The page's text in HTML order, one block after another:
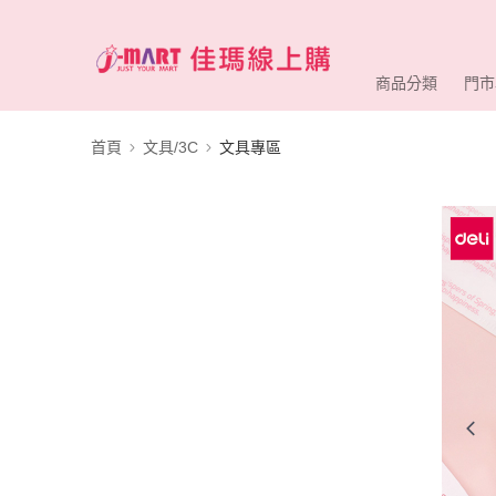
商品分類 門
首頁 文具/3C 文具專區